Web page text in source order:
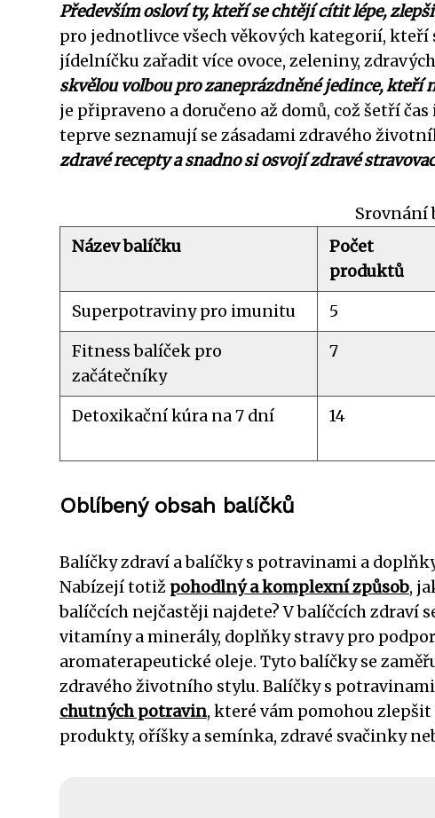
Především osloví ty, kteří se chtějí cítit lépe,
pro jednotlivce všech věkových kategorií, kteří
jídelníčku zařadit více ovoce, zeleniny,
skvělou volbou pro zaneprázdněné jedince,
je připraveno a doručeno až domů, což šetří
teprve seznamují se zásadami zdravého
zdravé recepty a snadno si osvojí zdravé
Srovnání
Název balíčku
Počet
produktů
Superpotraviny pro imunitu 5
Fitness balíček pro
začátečníky
7
Detoxikační kúra na 7 dní 14
Oblíbený obsah balíčků
Balíčky zdraví a balíčky s potravinami a
Nabízejí totiž pohodlný a komplexní způsob,
balíčcích nejčastěji najdete? V balíčcích zdraví
vitamíny a minerály, doplňky stravy pro
aromaterapeutické oleje. Tyto balíčky se
zdravého životního stylu. Balíčky s
chutných potravin, které vám pomohou
produkty, oříšky a semínka, zdravé svačinky